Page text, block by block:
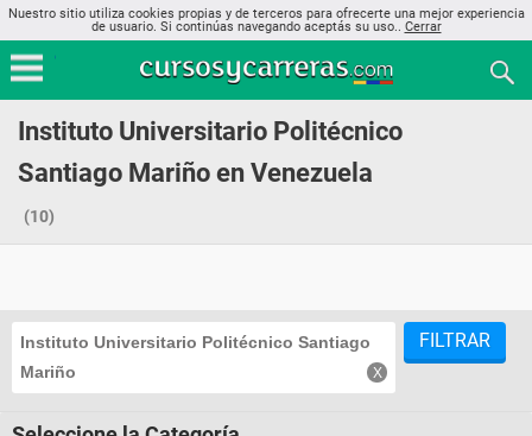
Nuestro sitio utiliza cookies propias y de terceros para ofrecerte una mejor experiencia
de usuario. Si continúas navegando aceptás su uso.. Cerrar
Instituto Universitario Politécnico
Santiago Mariño en Venezuela
(10)
Instituto Universitario Politécnico Santiago
Mariño
FILTRAR